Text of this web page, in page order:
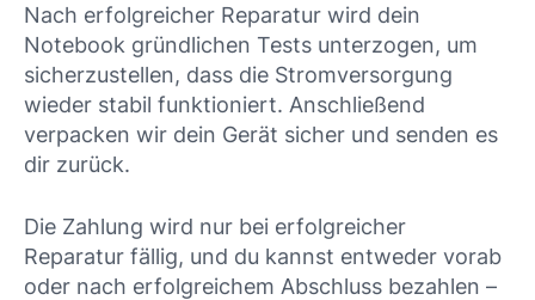
Nach erfolgreicher Reparatur wird dein
Notebook gründlichen Tests unterzogen, um
sicherzustellen, dass die Stromversorgung
wieder stabil funktioniert. Anschließend
verpacken wir dein Gerät sicher und senden es
dir zurück.
Die Zahlung wird nur bei erfolgreicher
Reparatur fällig, und du kannst entweder vorab
oder nach erfolgreichem Abschluss bezahlen –